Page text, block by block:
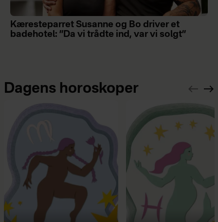
Kæresteparret Susanne og Bo driver et
badehotel: ”Da vi trådte ind, var vi solgt”
Dagens horoskoper